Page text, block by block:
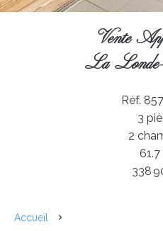
Vente
La Londe-
Réf.
3
2
61.7
338
Accueil